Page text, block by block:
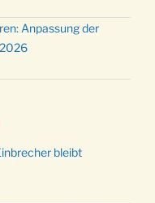
Anpassung der
bleibt